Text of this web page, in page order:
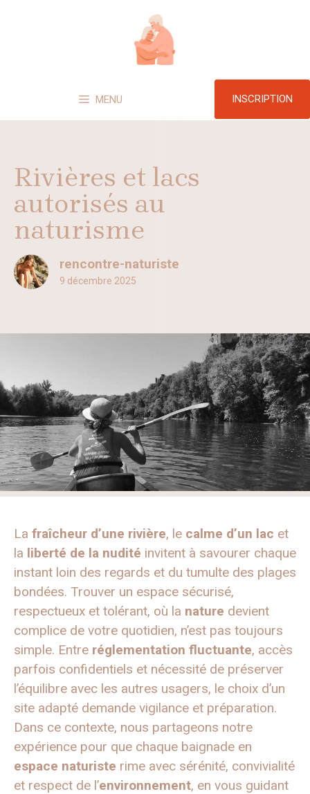
MENU INSCRIPTION
Rivières et lacs
autorisés au
naturisme
rencontre-naturiste
9 décembre 2025
La fraîcheur d’une rivière, le calme d’un lac et
la liberté de la nudité invitent à savourer chaque
instant loin des regards et du tumulte des plages
bondées. Trouver un espace sécurisé,
respectueux et tolérant, où la nature devient
complice de votre quotidien, n’est pas toujours
simple. Entre réglementation fluctuante, accès
parfois confidentiels et nécessité de préserver
l’équilibre avec les autres usagers, le choix d’un
site adapté demande vigilance et préparation.
Dans ce contexte, nous partageons notre
expérience pour que chaque baignade en
espace naturiste rime avec sérénité, convivialité
et respect de l’environnement, en vous guidant